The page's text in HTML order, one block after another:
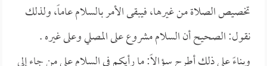
تخصيص الصلاة من غيرها، فيبقى الأمر بالسلام عاماً، ولذلك
نقول: الصحيح أن السلام مشروع على المصلي وعلى غيره .